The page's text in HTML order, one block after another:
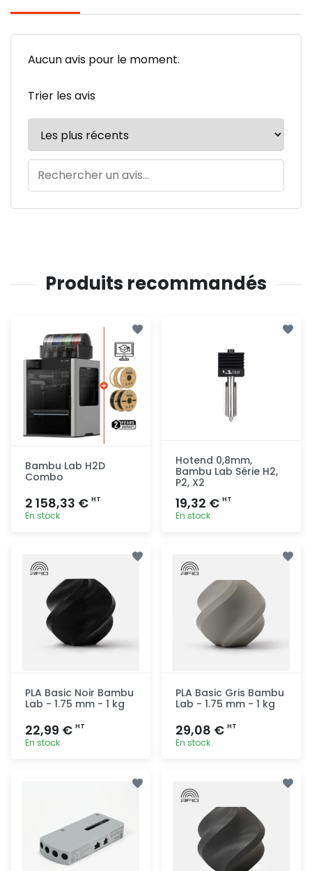
Aucun avis pour le moment.
Trier les avis
Produits recommandés
Bambu Lab H2D
Combo
2 158,33 € HT
En stock
Hotend 0,8mm,
Bambu Lab Série H2,
P2, X2
19,32 € HT
En stock
PLA Basic Noir Bambu
Lab - 1.75 mm - 1 kg
22,99 € HT
En stock
PLA Basic Gris Bambu
Lab - 1.75 mm - 1 kg
29,08 € HT
En stock